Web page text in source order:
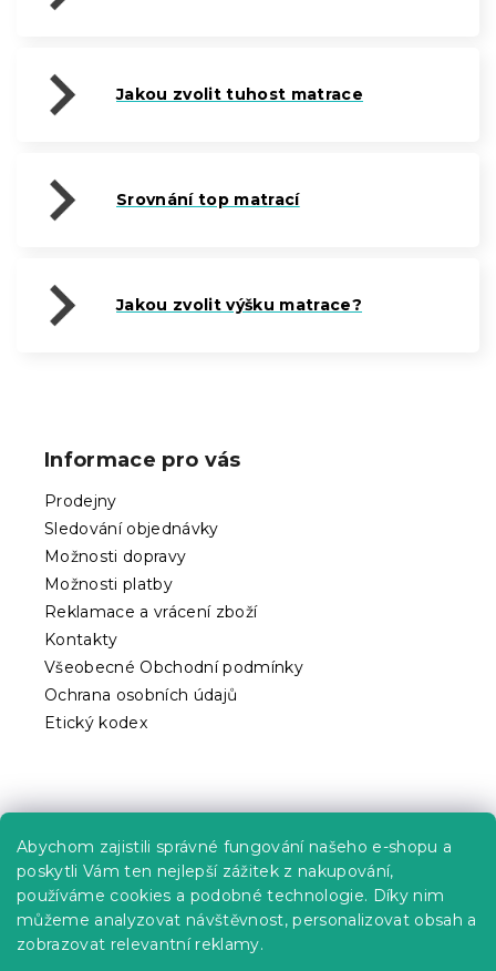
Abychom zajistili správné fungování našeho e-shopu a
poskytli Vám ten nejlepší zážitek z nakupování,
používáme cookies a podobné technologie. Díky nim
můžeme analyzovat návštěvnost, personalizovat obsah a
zobrazovat relevantní reklamy.
Jakou zvolit tuhost matrace
Srovnání top matrací
Jakou zvolit výšku matrace?
Informace pro vás
Prodejny
Sledování objednávky
Možnosti dopravy
Možnosti platby
Reklamace a vrácení zboží
Kontakty
Všeobecné Obchodní podmínky
Ochrana osobních údajů
Etický kodex
Kariéra
Poptávky a B2B spolupráce
Proč se u nás registrovat?